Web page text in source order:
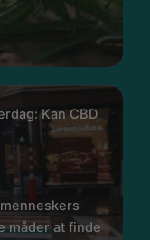
Kan CBD
måder at finde